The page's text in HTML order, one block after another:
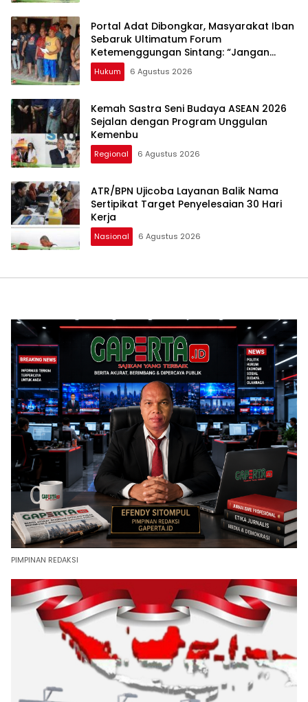
Portal Adat Dibongkar, Masyarakat Iban
Sebaruk Ultimatum Forum
Ketemenggungan Sintang: “Jangan
Biarkan Hukum Adat Dilecehkan”
Hukum 6 Agustus 2026
Kemah Sastra Seni Budaya ASEAN 2026
Sejalan dengan Program Unggulan
Kemenbu
Regional 6 Agustus 2026
ATR/BPN Ujicoba Layanan Balik Nama
Sertipikat Target Penyelesaian 30 Hari
Kerja
Nasional 6 Agustus 2026
PIMPINAN REDAKSI